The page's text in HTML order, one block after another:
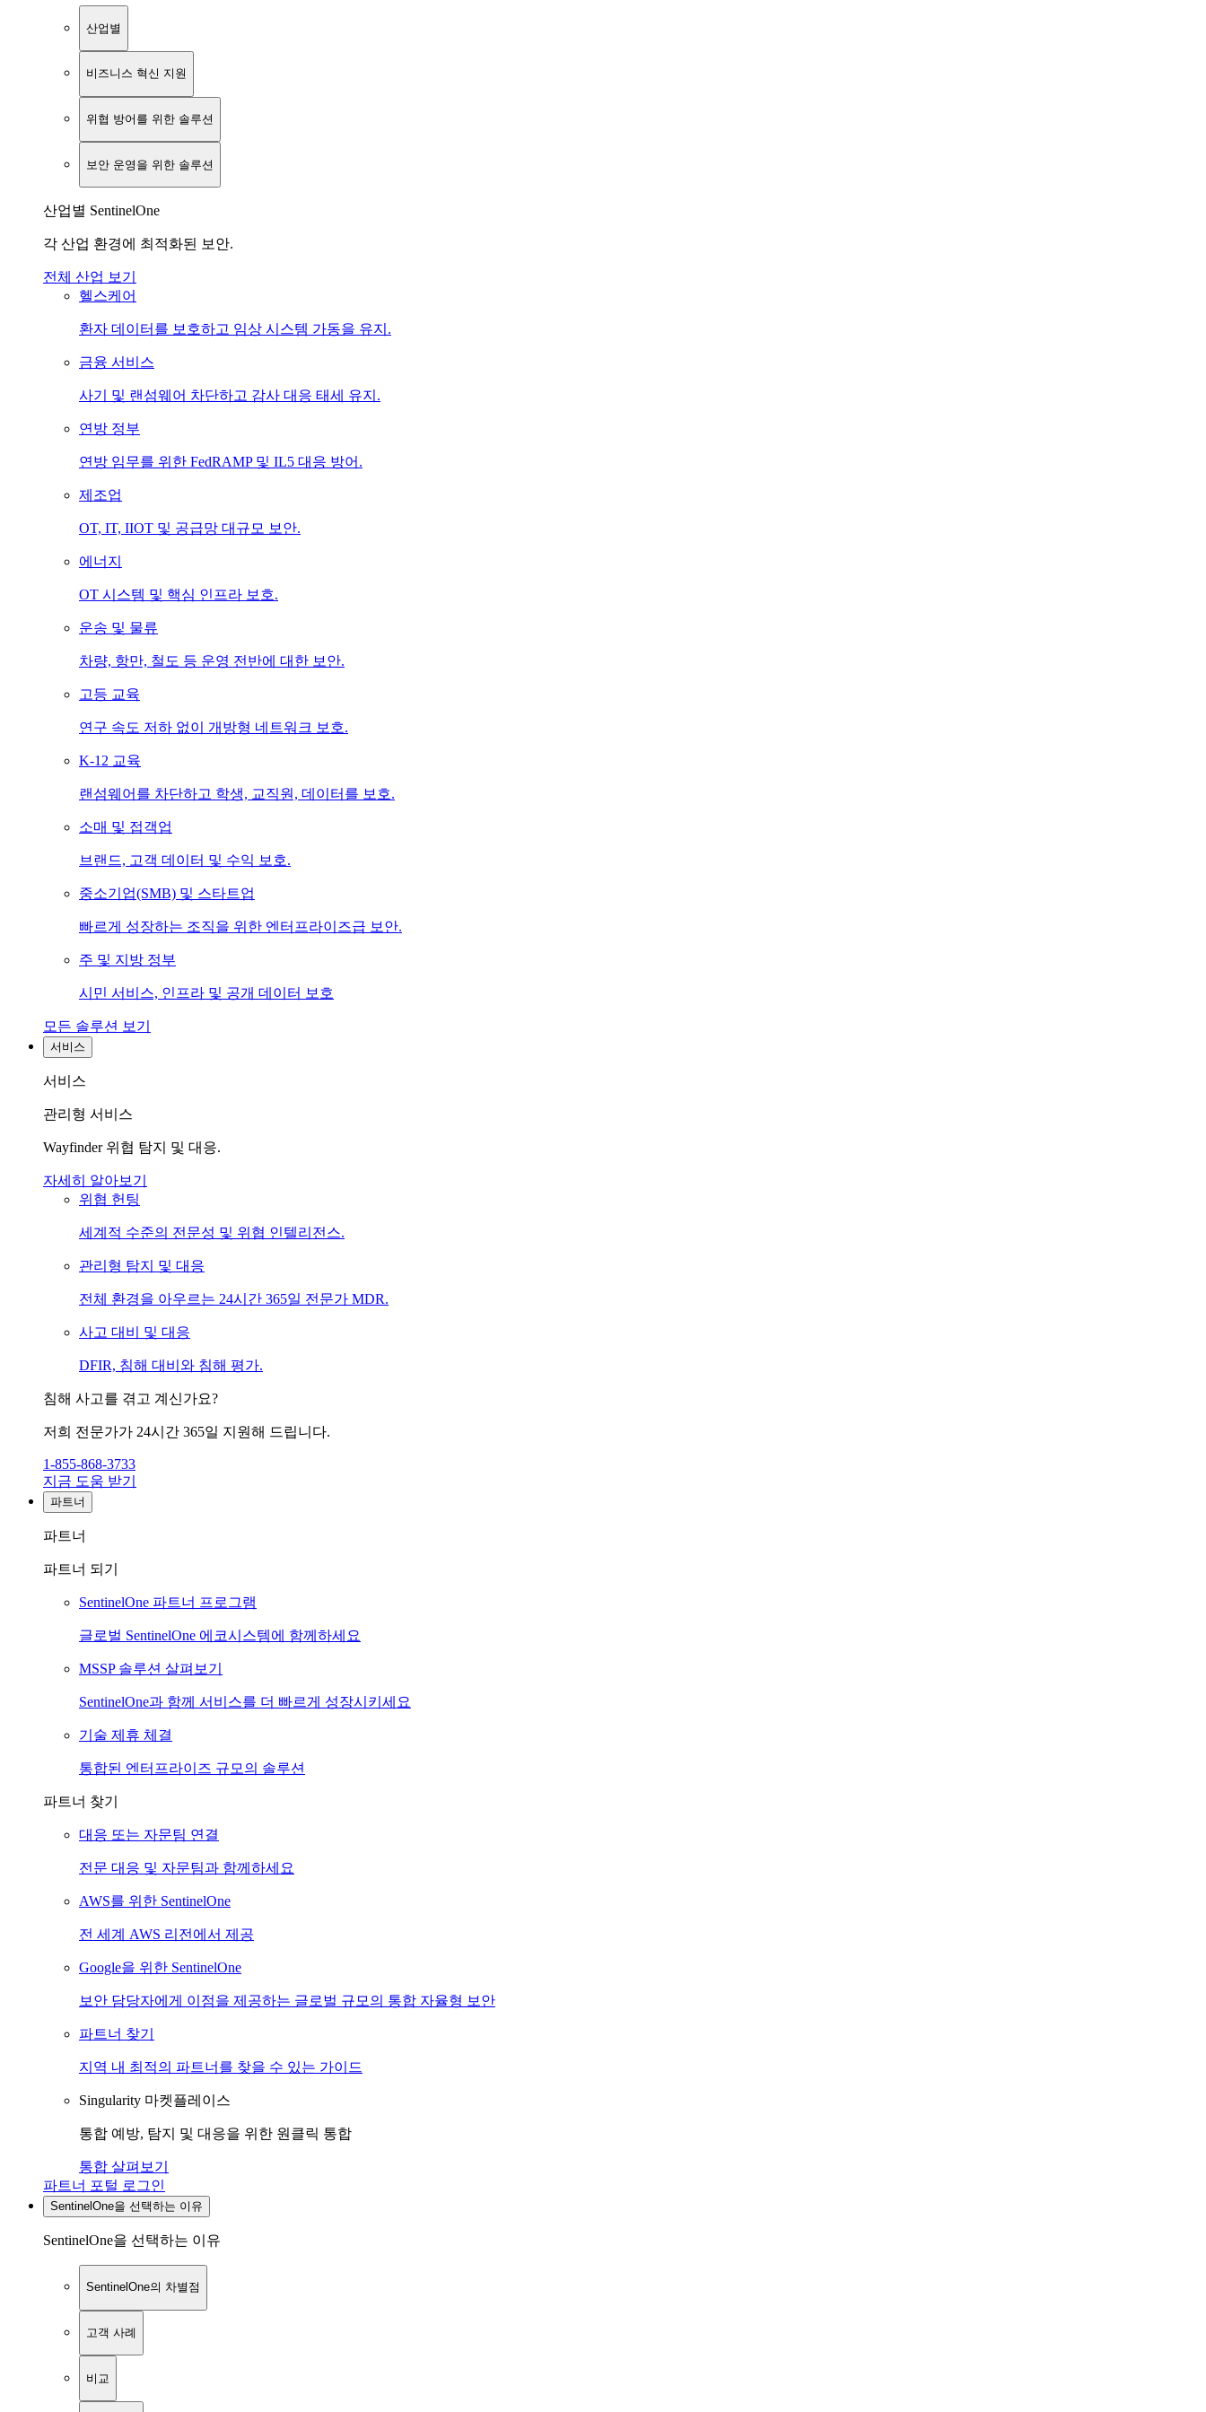
산업별
비즈니스 혁신 지원
위협 방어를 위한 솔루션
보안 운영을 위한 솔루션
산업별 SentinelOne
각 산업 환경에 최적화된 보안.
전체 산업 보기
헬스케어
환자 데이터를 보호하고 임상 시스템 가동을 유지.
금융 서비스
사기 및 랜섬웨어 차단하고 감사 대응 태세 유지.
연방 정부
연방 임무를 위한 FedRAMP 및 IL5 대응 방어.
제조업
OT, IT, IIOT 및 공급망 대규모 보안.
에너지
OT 시스템 및 핵심 인프라 보호.
운송 및 물류
차량, 항만, 철도 등 운영 전반에 대한 보안.
고등 교육
연구 속도 저하 없이 개방형 네트워크 보호.
K-12 교육
랜섬웨어를 차단하고 학생, 교직원, 데이터를 보호.
소매 및 접객업
브랜드, 고객 데이터 및 수익 보호.
중소기업(SMB) 및 스타트업
빠르게 성장하는 조직을 위한 엔터프라이즈급 보안.
주 및 지방 정부
시민 서비스, 인프라 및 공개 데이터 보호
모든 솔루션 보기
서비스
서비스
관리형 서비스
Wayfinder 위협 탐지 및 대응.
자세히 알아보기
위협 헌팅
세계적 수준의 전문성 및 위협 인텔리전스.
관리형 탐지 및 대응
전체 환경을 아우르는 24시간 365일 전문가 MDR.
사고 대비 및 대응
DFIR, 침해 대비와 침해 평가.
침해 사고를 겪고 계신가요?
저희 전문가가 24시간 365일 지원해 드립니다.
1-855-868-3733
지금 도움 받기
파트너
파트너
파트너 되기
SentinelOne 파트너 프로그램
글로벌 SentinelOne 에코시스템에 함께하세요
MSSP 솔루션 살펴보기
SentinelOne과 함께 서비스를 더 빠르게 성장시키세요
기술 제휴 체결
통합된 엔터프라이즈 규모의 솔루션
파트너 찾기
대응 또는 자문팀 연결
전문 대응 및 자문팀과 함께하세요
AWS를 위한 SentinelOne
전 세계 AWS 리전에서 제공
Google을 위한 SentinelOne
보안 담당자에게 이점을 제공하는 글로벌 규모의 통합 자율형 보안
파트너 찾기
지역 내 최적의 파트너를 찾을 수 있는 가이드
Singularity 마켓플레이스
통합 예방, 탐지 및 대응을 위한 원클릭 통합
통합 살펴보기
파트너 포털 로그인
SentinelOne을 선택하는 이유
SentinelOne을 선택하는 이유
SentinelOne의 차별점
고객 사례
비교